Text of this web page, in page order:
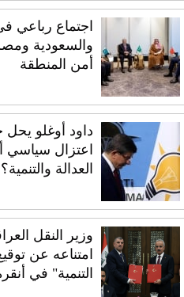
اجتماع رباعي
والسعودية
أمن المنطقة
داود أوغلو
اعتزال سياسي
العدالة والتنمية؟
وزير النقل
امتناعه عن
التنمية" في